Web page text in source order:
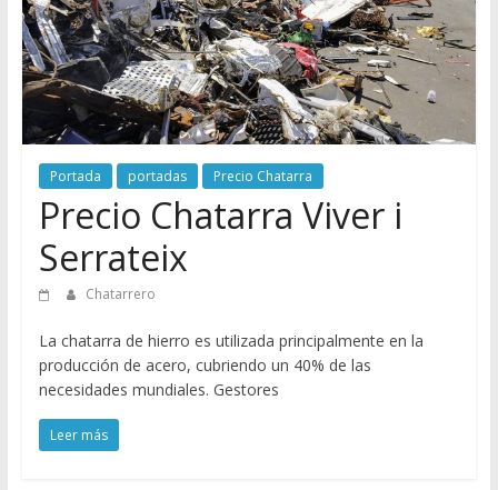
de
Chatarreros
para
vender
Chatarra
Portada portadas Precio Chatarra
Precio Chatarra Viver i
Serrateix
Chatarrero
La chatarra de hierro es utilizada principalmente en la
producción de acero, cubriendo un 40% de las
necesidades mundiales. Gestores
Leer más